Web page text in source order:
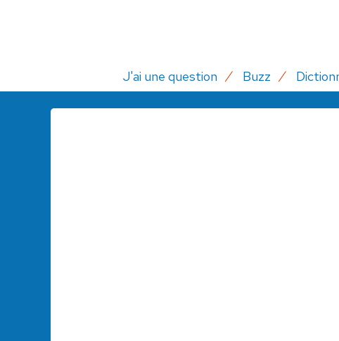
J'ai une question Buzz